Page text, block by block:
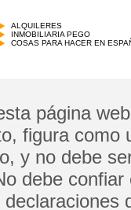
ALQUILERES
INMOBILIARIA PEGO
COSAS PARA HACER EN
página
figura como
y no debe
debe